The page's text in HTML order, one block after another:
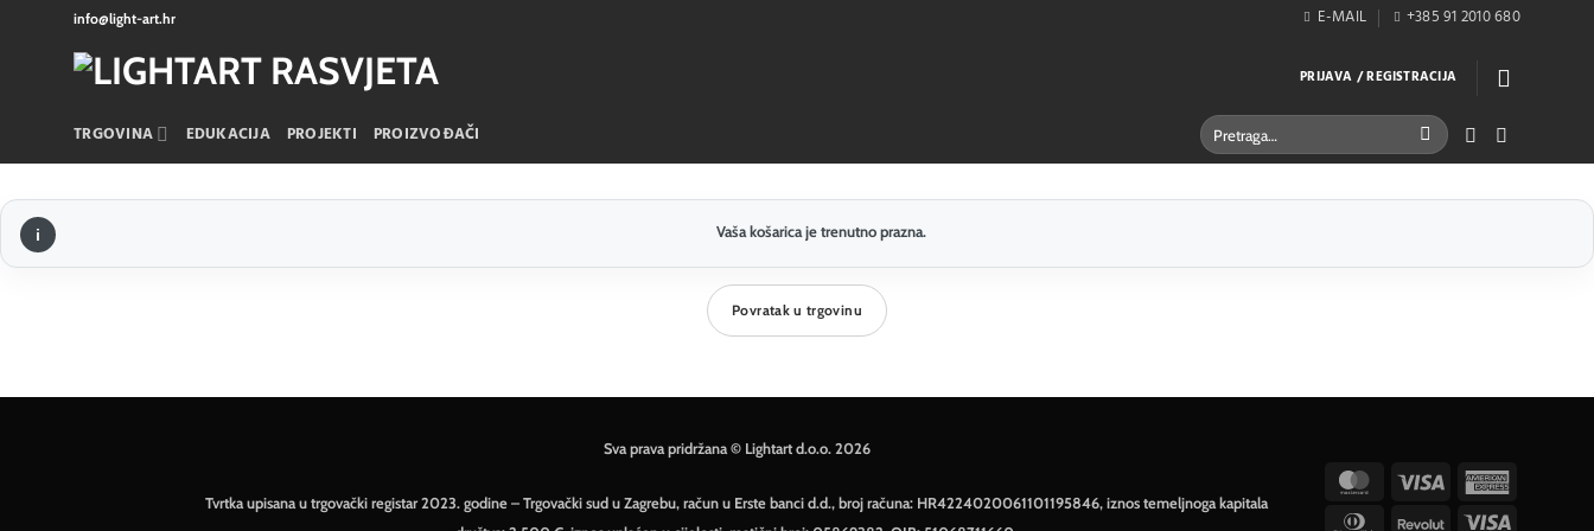
info@light-art.hr E-MAIL +385 91 2010 680
PRIJAVA / REGISTRACIJA
TRGOVINA EDUKACIJA PROJEKTI PROIZVOĐAČI Pretraži:
Vaša košarica je trenutno prazna.
Povratak u trgovinu
Sva prava pridržana © Lightart d.o.o. 2026
Tvrtka upisana u trgovački registar 2023. godine – Trgovački sud u Zagrebu, račun u Erste banci d.d., broj računa: HR4224020061101195846, iznos temeljnoga kapitala
MasterCard
Visa
DinnersRevolutVisa